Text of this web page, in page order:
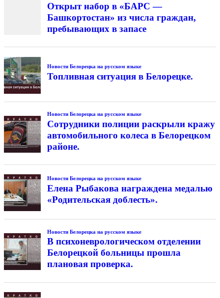
Открыт набор в «БАРС —
Башкортостан» из числа граждан,
пребывающих в запасе
Новости Белорецка на русском языке
Топливная ситуация в Белорецке.
Новости Белорецка на русском языке
Сотрудники полиции раскрыли кражу
автомобильного колеса в Белорецком
районе.
Новости Белорецка на русском языке
Елена Рыбакова награждена медалью
«Родительская доблесть».
Новости Белорецка на русском языке
В психоневрологическом отделении
Белорецкой больницы прошла
плановая проверка.